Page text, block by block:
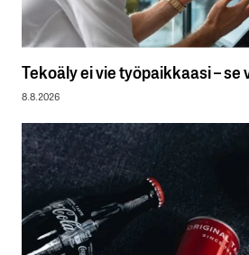
Tekoäly ei vie työpaikkaasi – se
8.8.2026